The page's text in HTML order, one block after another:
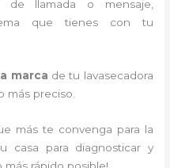
llamada o mensaje,
que tienes con tu
marca de tu lavasecadora
más preciso.
más te convenga para la
casa para diagnosticar y